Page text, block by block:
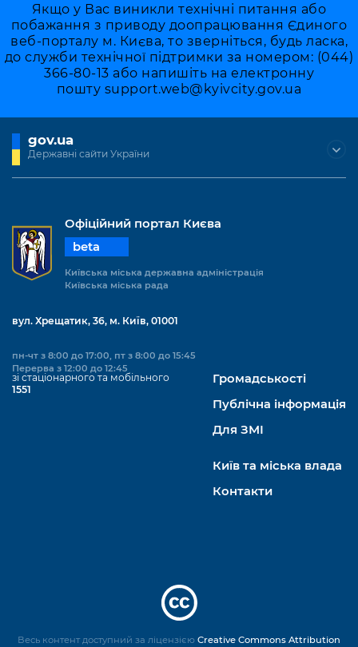
Якщо у Вас виникли технічні питання або
побажання з приводу доопрацювання Єдиного
веб-порталу м. Києва, то зверніться, будь ласка,
до служби технічної підтримки за номером: (044)
366-80-13 або напишіть на електронну
пошту support.web@kyivcity.gov.ua
gov.ua
Державні сайти України
Офіційний портал Києва
beta
Київська міська державна адміністрація
Київська міська рада
вул. Хрещатик, 36, м. Київ, 01001
пн-чт з 8:00 до 17:00, пт з 8:00 до 15:45
Перерва з 12:00 до 12:45
зі стаціонарного та мобільного
1551
Громадськості
Публічна інформація
Для ЗМІ
Київ та міська влада
Контакти
Весь контент доступний за ліцензією Creative Commons Attribution